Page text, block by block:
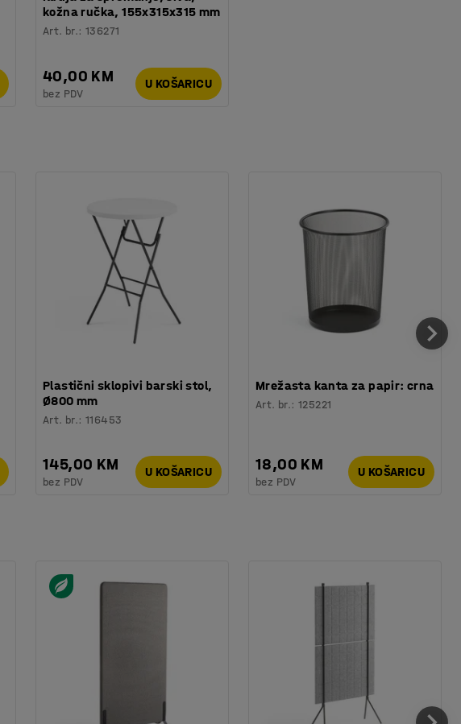
kožna ručka, 155x315x315 mm
Art. br.:136271
40,00 KM
bez PDV
U KOŠARICU
Plastični sklopivi barski stol,
Ø800 mm
Art. br.:116453
145,00 KM
bez PDV
U KOŠARICU
Mrežasta kanta za papir: crna
Art. br.:125221
18,00 KM
bez PDV
U KOŠARICU